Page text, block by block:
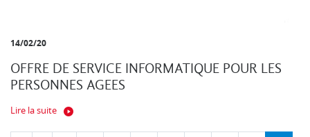
14/02/20
OFFRE DE SERVICE INFORMATIQUE POUR LES
PERSONNES AGEES
Lire la suite